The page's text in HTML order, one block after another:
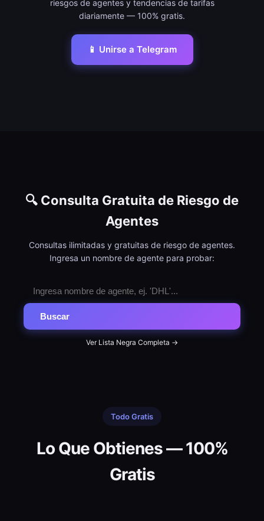
riesgos de agentes y tendencias de tarifas
diariamente — 100% gratis.
📱 Unirse a Telegram
🔍 Consulta Gratuita de Riesgo de
Agentes
Consultas ilimitadas y gratuitas de riesgo de agentes.
Ingresa un nombre de agente para probar:
Buscar
Ver Lista Negra Completa →
Todo Gratis
Lo Que Obtienes — 100%
Gratis